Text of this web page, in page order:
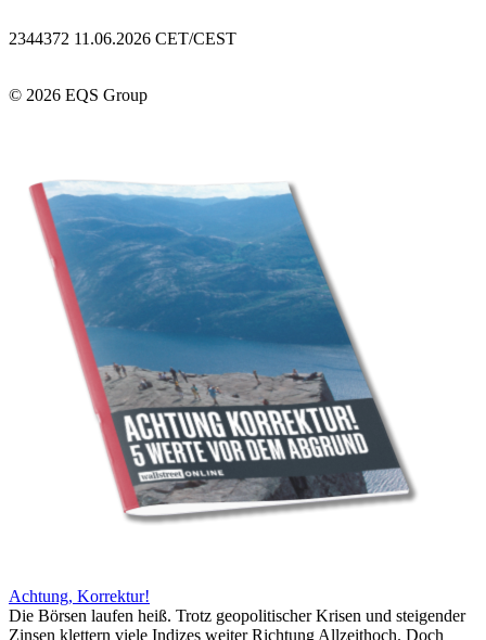
2344372 11.06.2026 CET/CEST
© 2026 EQS Group
Achtung, Korrektur!
Die Börsen laufen heiß. Trotz geopolitischer Krisen und steigender
Zinsen klettern viele Indizes weiter Richtung Allzeithoch. Doch